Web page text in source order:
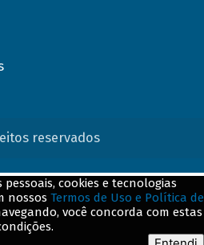
reservados
cookies e tecnologias
nossos Termos de Uso e Política de
você concorda com estas